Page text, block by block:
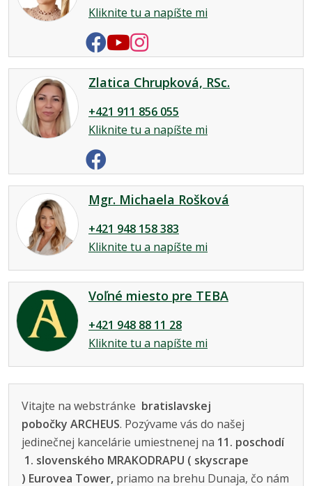
Kliknite tu a napíšte mi
Zlatica Chrupková, RSc.
+421 911 856 055
Kliknite tu a napíšte mi
Mgr. Michaela Rošková
+421 948 158 383
Kliknite tu a napíšte mi
Voľné miesto pre TEBA
+421 948 88 11 28
Kliknite tu a napíšte mi
Vitajte na webstránke bratislavskej
pobočky ARCHEUS. Pozývame vás do našej
jedinečnej kancelárie umiestnenej na 11. poschodí
1. slovenského MRAKODRAPU ( skyscrape
) Eurovea Tower, priamo na brehu Dunaja, čo nám